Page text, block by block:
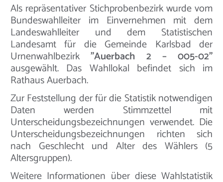
Als repräsentativer Stichprobenbezirk wurde vom
Bundeswahlleiter im Einvernehmen mit dem
Landeswahlleiter und dem Statistischen
Landesamt für die Gemeinde Karlsbad der
Urnenwahlbezirk"Auerbach 2 – 005-02"
ausgewählt. Das Wahllokal befindet sich im
Rathaus Auerbach.
Zur Feststellung der für die Statistik notwendigen
Daten werden Stimmzettel mit
Unterscheidungsbezeichnungen verwendet. Die
Unterscheidungsbezeichnungen richten sich
nach Geschlecht und Alter des Wählers (5
Altersgruppen).
Weitere Informationen über diese Wahlstatistik